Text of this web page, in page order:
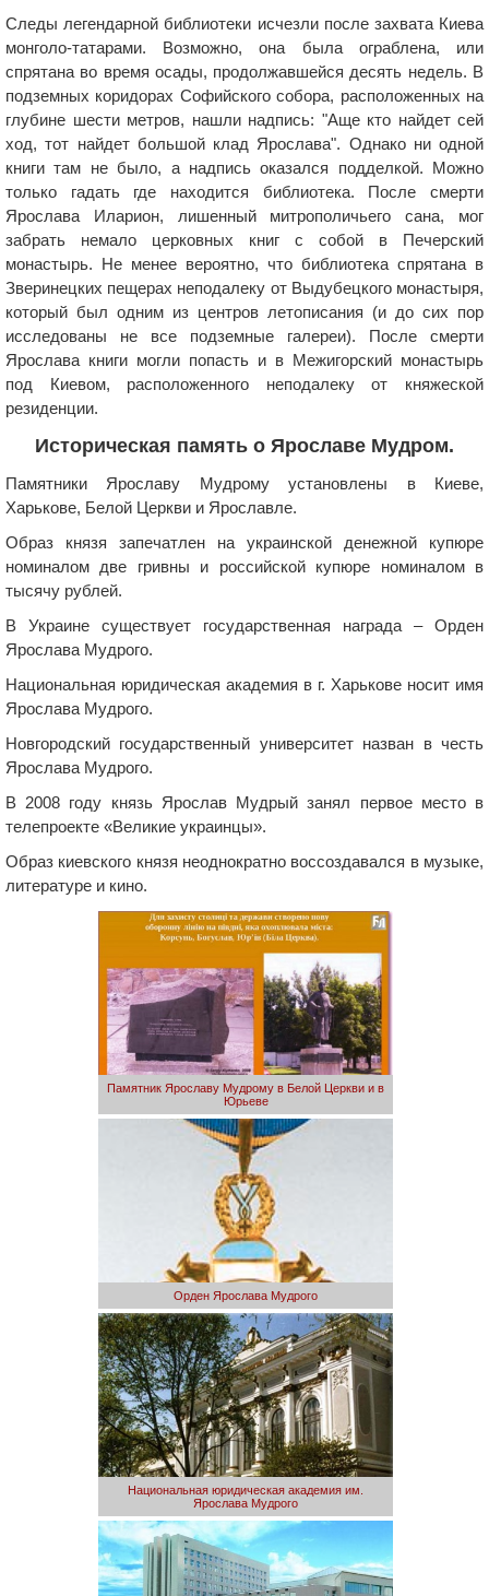
Следы легендарной библиотеки исчезли после захвата Киева
монголо-татарами. Возможно, она была ограблена, или
спрятана во время осады, продолжавшейся десять недель. В
подземных коридорах Софийского собора, расположенных на
глубине шести метров, нашли надпись: "Аще кто найдет сей
ход, тот найдет большой клад Ярослава". Однако ни одной
книги там не было, а надпись оказался подделкой. Можно
только гадать где находится библиотека. После смерти
Ярослава Иларион, лишенный митрополичьего сана, мог
забрать немало церковных книг с собой в Печерский
монастырь. Не менее вероятно, что библиотека спрятана в
Зверинецких пещерах неподалеку от Выдубецкого монастыря,
который был одним из центров летописания (и до сих пор
исследованы не все подземные галереи). После смерти
Ярослава книги могли попасть и в Межигорский монастырь
под Киевом, расположенного неподалеку от княжеской
резиденции.
Историческая память о Ярославе Мудром.
Памятники Ярославу Мудрому установлены в Киеве,
Харькове, Белой Церкви и Ярославле.
Образ князя запечатлен на украинской денежной купюре
номиналом две гривны и российской купюре номиналом в
тысячу рублей.
В Украине существует государственная награда – Орден
Ярослава Мудрого.
Национальная юридическая академия в г. Харькове носит имя
Ярослава Мудрого.
Новгородский государственный университет назван в честь
Ярослава Мудрого.
В 2008 году князь Ярослав Мудрый занял первое место в
телепроекте «Великие украинцы».
Образ киевского князя неоднократно воссоздавался в музыке,
литературе и кино.
Памятник Ярославу Мудрому в Белой Церкви и в
Юрьеве
Орден Ярослава Мудрого
Национальная юридическая академия им.
Ярослава Мудрого